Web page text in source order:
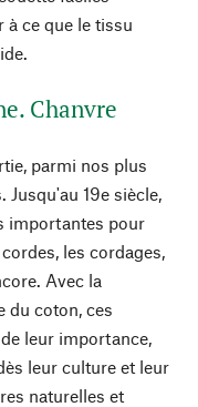
ce que le tissu
Chanvre
parmi nos plus
Jusqu'au 19e siècle,
importantes pour
les cordages,
Avec la
du coton, ces
leur importance,
leur culture et leur
naturelles et